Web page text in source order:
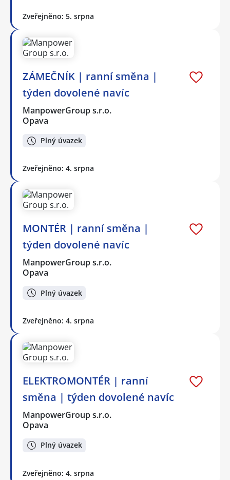
Zveřejněno: 5. srpna
ZÁMEČNÍK | ranní směna |
týden dovolené navíc
ManpowerGroup s.r.o.
Opava
Plný úvazek
Zveřejněno: 4. srpna
MONTÉR | ranní směna |
týden dovolené navíc
ManpowerGroup s.r.o.
Opava
Plný úvazek
Zveřejněno: 4. srpna
ELEKTROMONTÉR | ranní
směna | týden dovolené navíc
ManpowerGroup s.r.o.
Opava
Plný úvazek
Zveřejněno: 4. srpna